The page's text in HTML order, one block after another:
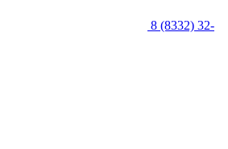
8 (8332) 32-